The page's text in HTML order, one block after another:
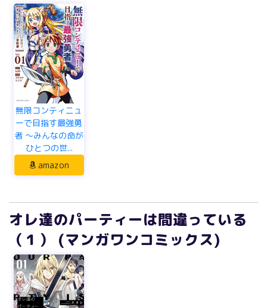
無限コンティニュ
ーで目指す最強勇
者 ～みんなの命が
ひとつの世...
amazon
オレ達のパーティーは間違っている
（１） (マンガワンコミックス)